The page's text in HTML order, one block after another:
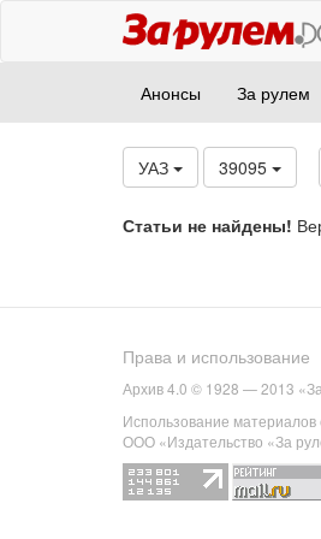
Анонсы За рулем
УАЗ 39095
Статьи не найдены!
Права и использование
Архив 4.0 © 1928 — 2013
Использование материалов
ООО «Издательство «За